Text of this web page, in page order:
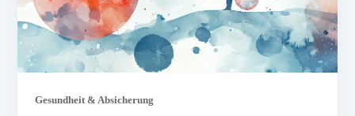
Gesundheit & Absicherung